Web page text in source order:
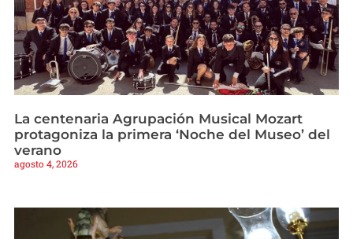
La centenaria Agrupación Musical Mozart
protagoniza la primera ‘Noche del Museo’ del
verano
agosto 4, 2026